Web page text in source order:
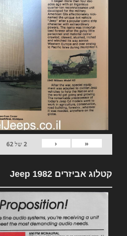
«
‹
2של62
קטלוג אביזרים 1982 Jeep